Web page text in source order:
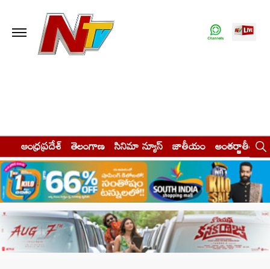
ఆంధ్రప్రదేశ్ తెలంగాణ సినిమా న్యూస్ జాతీయం అంతర్జాతీయం